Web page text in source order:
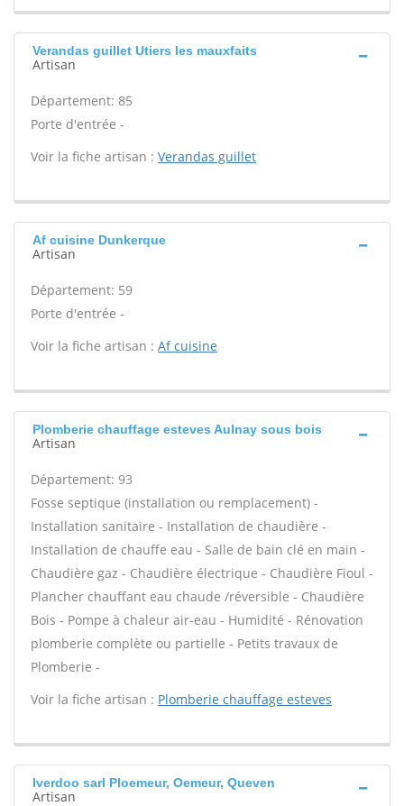
Verandas guillet Utiers les mauxfaits
Artisan
Département: 85
Porte d'entrée -
Voir la fiche artisan : Verandas guillet
Af cuisine Dunkerque
Artisan
Département: 59
Porte d'entrée -
Voir la fiche artisan : Af cuisine
Plomberie chauffage esteves Aulnay sous bois
Artisan
Département: 93
Fosse septique (installation ou remplacement) -
Installation sanitaire - Installation de chaudière -
Installation de chauffe eau - Salle de bain clé en main -
Chaudière gaz - Chaudière électrique - Chaudière Fioul -
Plancher chauffant eau chaude /réversible - Chaudière
Bois - Pompe à chaleur air-eau - Humidité - Rénovation
plomberie complète ou partielle - Petits travaux de
Plomberie -
Voir la fiche artisan : Plomberie chauffage esteves
Iverdoo sarl Ploemeur, Oemeur, Queven
Artisan